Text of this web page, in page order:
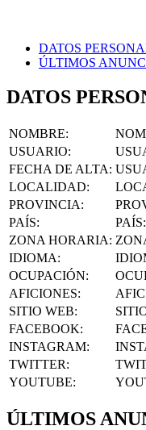
DATOS
ÚLTIMOS
DATOS
NOMBRE:
USUARIO:
FECHA DE ALTA:
LOCALIDAD:
PROVINCIA:
PAÍS: PAÍS:
ZONA HORARIA:
IDIOMA:
OCUPACIÓN:
AFICIONES:
SITIO WEB:
FACEBOOK:
INSTAGRAM:
TWITTER:
YOUTUBE:
ÚLTIMOS